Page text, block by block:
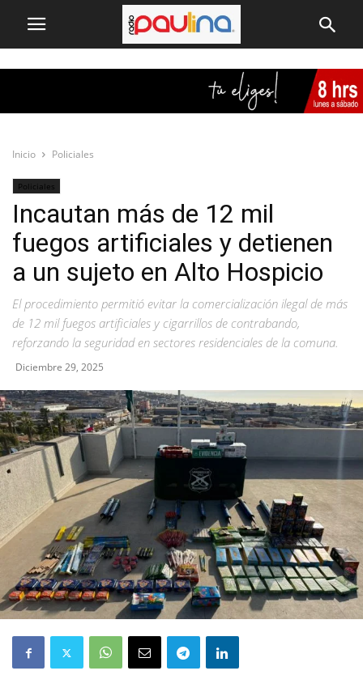
Inicio Policiales
Policiales
Incautan más de 12 mil
fuegos artificiales y detienen
a un sujeto en Alto Hospicio
El procedimiento permitió evitar la comercialización ilegal de más
de 12 mil fuegos artificiales y cigarrillos de contrabando,
reforzando la seguridad en sectores residenciales de la comuna.
Diciembre 29, 2025